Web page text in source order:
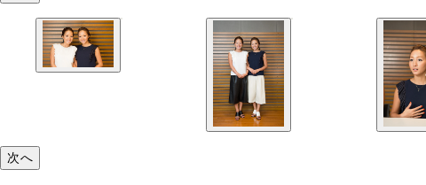
次へ